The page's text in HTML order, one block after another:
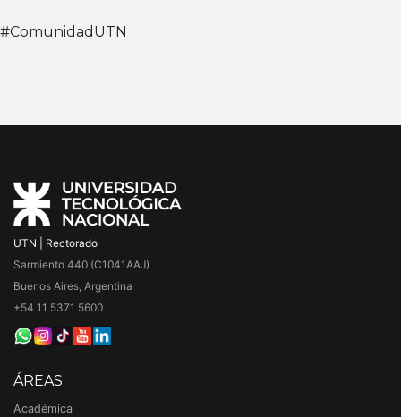
#ComunidadUTN
UTN | Rectorado
Sarmiento 440 (C1041AAJ)
Buenos Aires, Argentina
+54 11 5371 5600
ÁREAS
Académica